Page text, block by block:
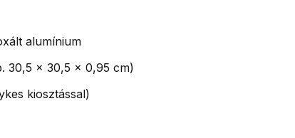
alumínium
30,5 x 30,5 x 0,95 cm)
kiosztással)